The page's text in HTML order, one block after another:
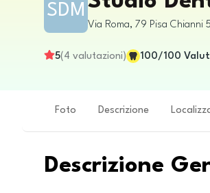
SDM
Via Roma, 79 Pisa Chianni
5( 4 valutazioni) 100/100
Foto Descrizione
Descrizione